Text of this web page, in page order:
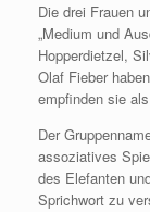
Die drei Frauen
„Medium und
Hopperdietzel,
Olaf Fieber
empfinden sie
Der
assoziatives
des Elefanten
Sprichwort zu